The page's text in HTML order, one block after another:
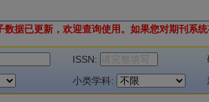
据已更新，欢迎查询使用。 如果您对期刊系
ISSN:
小类学科: